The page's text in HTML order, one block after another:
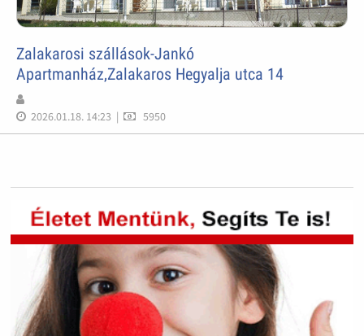
Zalakarosi szállások-Jankó
Apartmanház,Zalakaros Hegyalja utca 14
2026.01.18. 14:23 | 5950